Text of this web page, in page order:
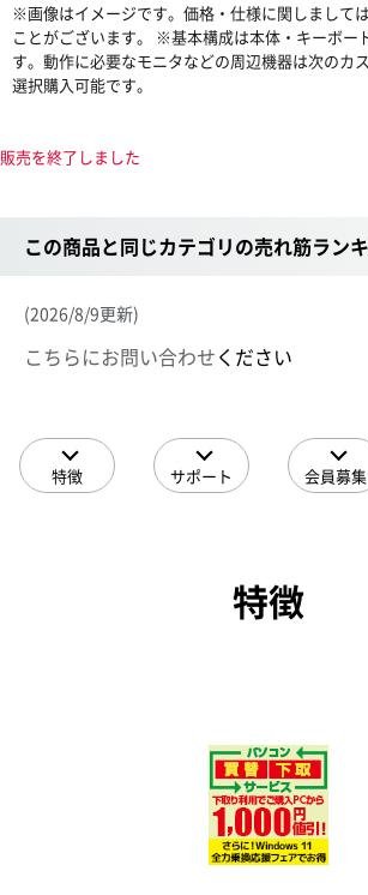
※画像はイメージです。価格・仕様に関しまして
ことがございます。 ※基本構成は本体・キーボー
す。動作に必要なモニタなどの周辺機器は次のカ
選択購入可能です。
販売を終了しました
この商品と同じカテゴリの売れ筋ラン
(2026/8/9更新)
こちらにお問い合わせください
特徴 サポート 会員募集
特徴